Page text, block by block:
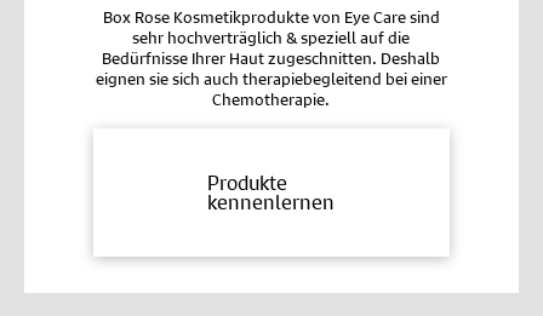
Box Rose Kosmetikprodukte von Eye Care sind
sehr hochverträglich & speziell auf die
Bedürfnisse Ihrer Haut zugeschnitten. Deshalb
eignen sie sich auch therapiebegleitend bei einer
Chemotherapie.
Produkte
kennenlernen